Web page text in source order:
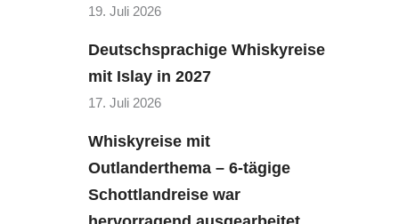
19. Juli 2026
Deutschsprachige Whiskyreise
mit Islay in 2027
17. Juli 2026
Whiskyreise mit
Outlanderthema – 6-tägige
Schottlandreise war